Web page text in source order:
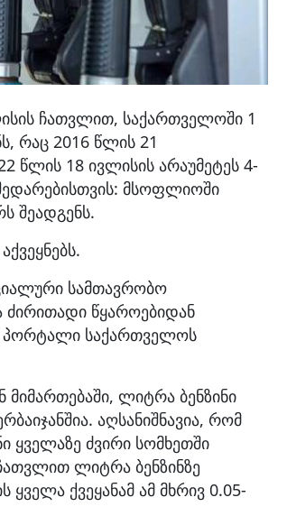
ჩათვლით, საქართველოში 1
რაც 2016 წლის 21
18 ივლისის არაუმეტეს 4-
მსოფლიოში
შეადგენს.
სამთავრობო
ძირითადი წყაროებიდან
პორტალი საქართველოს
მიმართებაში, ლიტრა ბენზინი
აღსანიშნავია, რომ
ყველაზე ძვირი სომხეთში
ლიტრა ბენზინზე
ქვეყანამ ამ მხრივ 0.05-